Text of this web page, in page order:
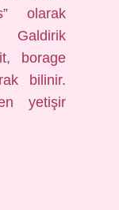
olarak
Galdirik
borage
bilinir.
yetişir